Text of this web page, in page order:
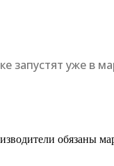
запустят уже в
обязаны